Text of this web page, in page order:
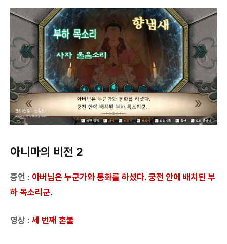
아니마의 비전 2
증언 : 아버님은 누군가와 통화를 하셨다. 궁전 안에 배치된 부
하 목소리군.
영상 : 세 번째 혼불